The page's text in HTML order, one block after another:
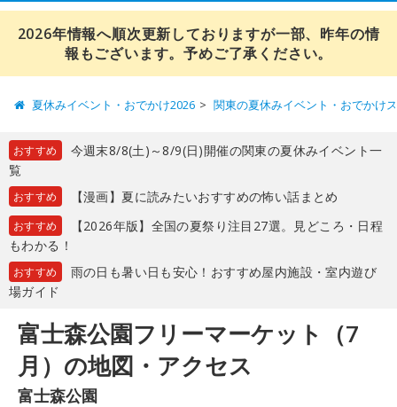
2026年情報へ順次更新しておりますが一部、昨年の情
報もございます。予めご了承ください。
夏休みイベント・おでかけ2026 関東の夏休みイベント・おでかけ
おすすめ
今週末8/8(土)～8/9(日)開催の関東の夏休みイベント一
覧
おすすめ 【漫画】夏に読みたいおすすめの怖い話まとめ
おすすめ
【2026年版】全国の夏祭り注目27選。見どころ・日程
もわかる！
おすすめ
雨の日も暑い日も安心！おすすめ屋内施設・室内遊び
場ガイド
富士森公園フリーマーケット（7
月）の地図・アクセス
富士森公園